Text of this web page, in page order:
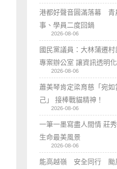
港都好聲音圓滿落幕 青
事、學員二度回鍋
2026-08-06
國民黨議員：大林蒲遷村
專案辦公室 讓資訊透明化
2026-08-06
蕭美琴肯定梁育慈「宛如
己」 接棒戰貓精神！
2026-08-06
一筆一墨寫盡人間情 莊
生命最美風景
2026-08-06
能高越嶺 安全同行 颱